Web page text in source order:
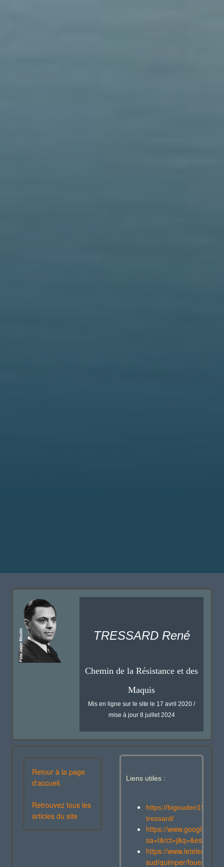
TRESSARD René
Chemin de la Résistance et des
Maquis
Mis en ligne sur le site le 17 avril 2020 /
mise à jour 8 juillet 2024
Retour à la page
d'accueil.
Retrouvez tous les
articles du site
Liens utiles :
https://
tressard/
https://
https://
sud/quimper/fouesnant/